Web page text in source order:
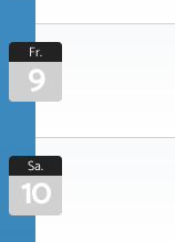
Fr.
9
Sa.
10